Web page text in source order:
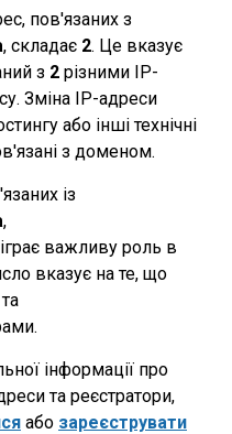
пов'язаних з
, складає 2. Це вказує
з 2 різними IP-
Зміна IP-адреси
або інші технічні
з доменом.
із
,
важливу роль в
вказує на те, що
інформації про
та реєстратори,
або зареєструвати